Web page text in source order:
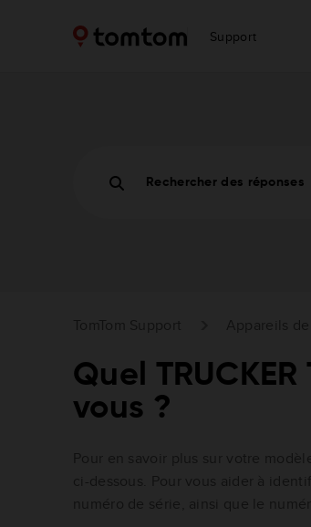
Support
Rechercher des réponses
Quel
vous ?